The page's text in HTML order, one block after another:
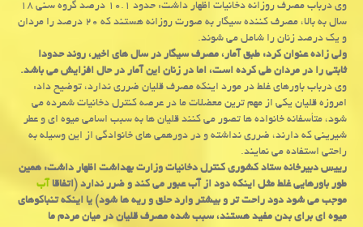
وی درباب مصرف روزانه دخانیات اظهار داشت: حدود ۱۰.۱ درصد گروه سنی ۱۸
سال به بالا، مصرف كننده سیگار به صورت روزانه هستند كه ۲۰ درصد را مردان
و یك درصد زنان را شامل می شوند.
ولی زاده عنوان كرد: طبق آمار، مصرف سیگار در سال های اخیر، روند حدودا
ثابتی را در مردان طی كرده است، اما در زنان این آمار در حال افزایش می باشد.
وی درباب باورهای غلط در مورد اینكه مصرف قلیان ضرری ندارد، توضیح داد:
امروزه قلیان یكی از مهم ترین معضلات ما در عرصه كنترل دخانیات شمرده می
شود، متأسفانه خانواده ها تصور می كنند قلیان ها به سبب اسامی میوه ای و عطر
شیرینی كه دارند، ضرری نداشته و در دورهمی های خانوادگی از این وسیله به
راحتی استفاده می نمایند.
رییس دبیرخانه ستاد كشوری كنترل دخانیات وزارت بهداشت اظهار داشت: همین
طور باورهایی غلط مثل اینكه دود از آب عبور می كند و ضرر ندارد (اتفاقاآب
موجب می شود دود راحت تر و بیشتر وارد حلق و ریه ها شود) یا اینكه تنباكوهای
میوه ای برای بدن مفید هستند، سبب شده مصرف قلیان در میان مردم ما